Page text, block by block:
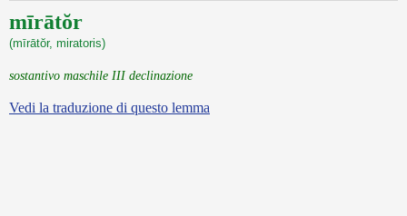
mīrātŏr
(mīrātŏr, miratoris)
sostantivo maschile III declinazione
Vedi la traduzione di questo lemma